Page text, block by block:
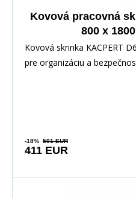
Kovová pracovná
800 x
Kovová skrinka KACPERT
pre organizáciu a
-18% 501 EUR
411 EUR